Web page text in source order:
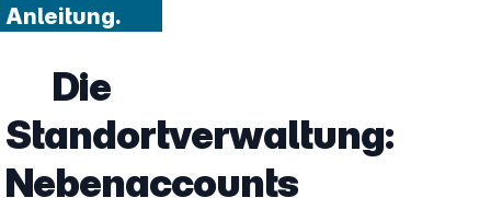
Anleitung.
Die
Standortverwaltung:
Nebenaccounts